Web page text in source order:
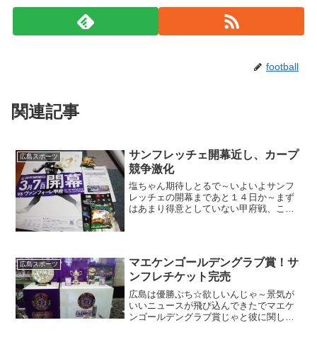
football
関連記事
広島スポーツ
サンフレッチェ開幕近し、カープ
競争激化
塩ちゃん期待しとるで～いよいよサンフ
レッチェの開幕まであと１４日か～まず
はあまり得意としていない甲府戦、ここ
広島スポーツ
マエケンゴールデングラブ賞！サ
ンフレチケット完売
広島は優勝ぶち☆欲しいんじゃ～景気が
いいニュースが飛び込んできたでマエケ
ンゴールデングラブ賞じゃと彼に関して